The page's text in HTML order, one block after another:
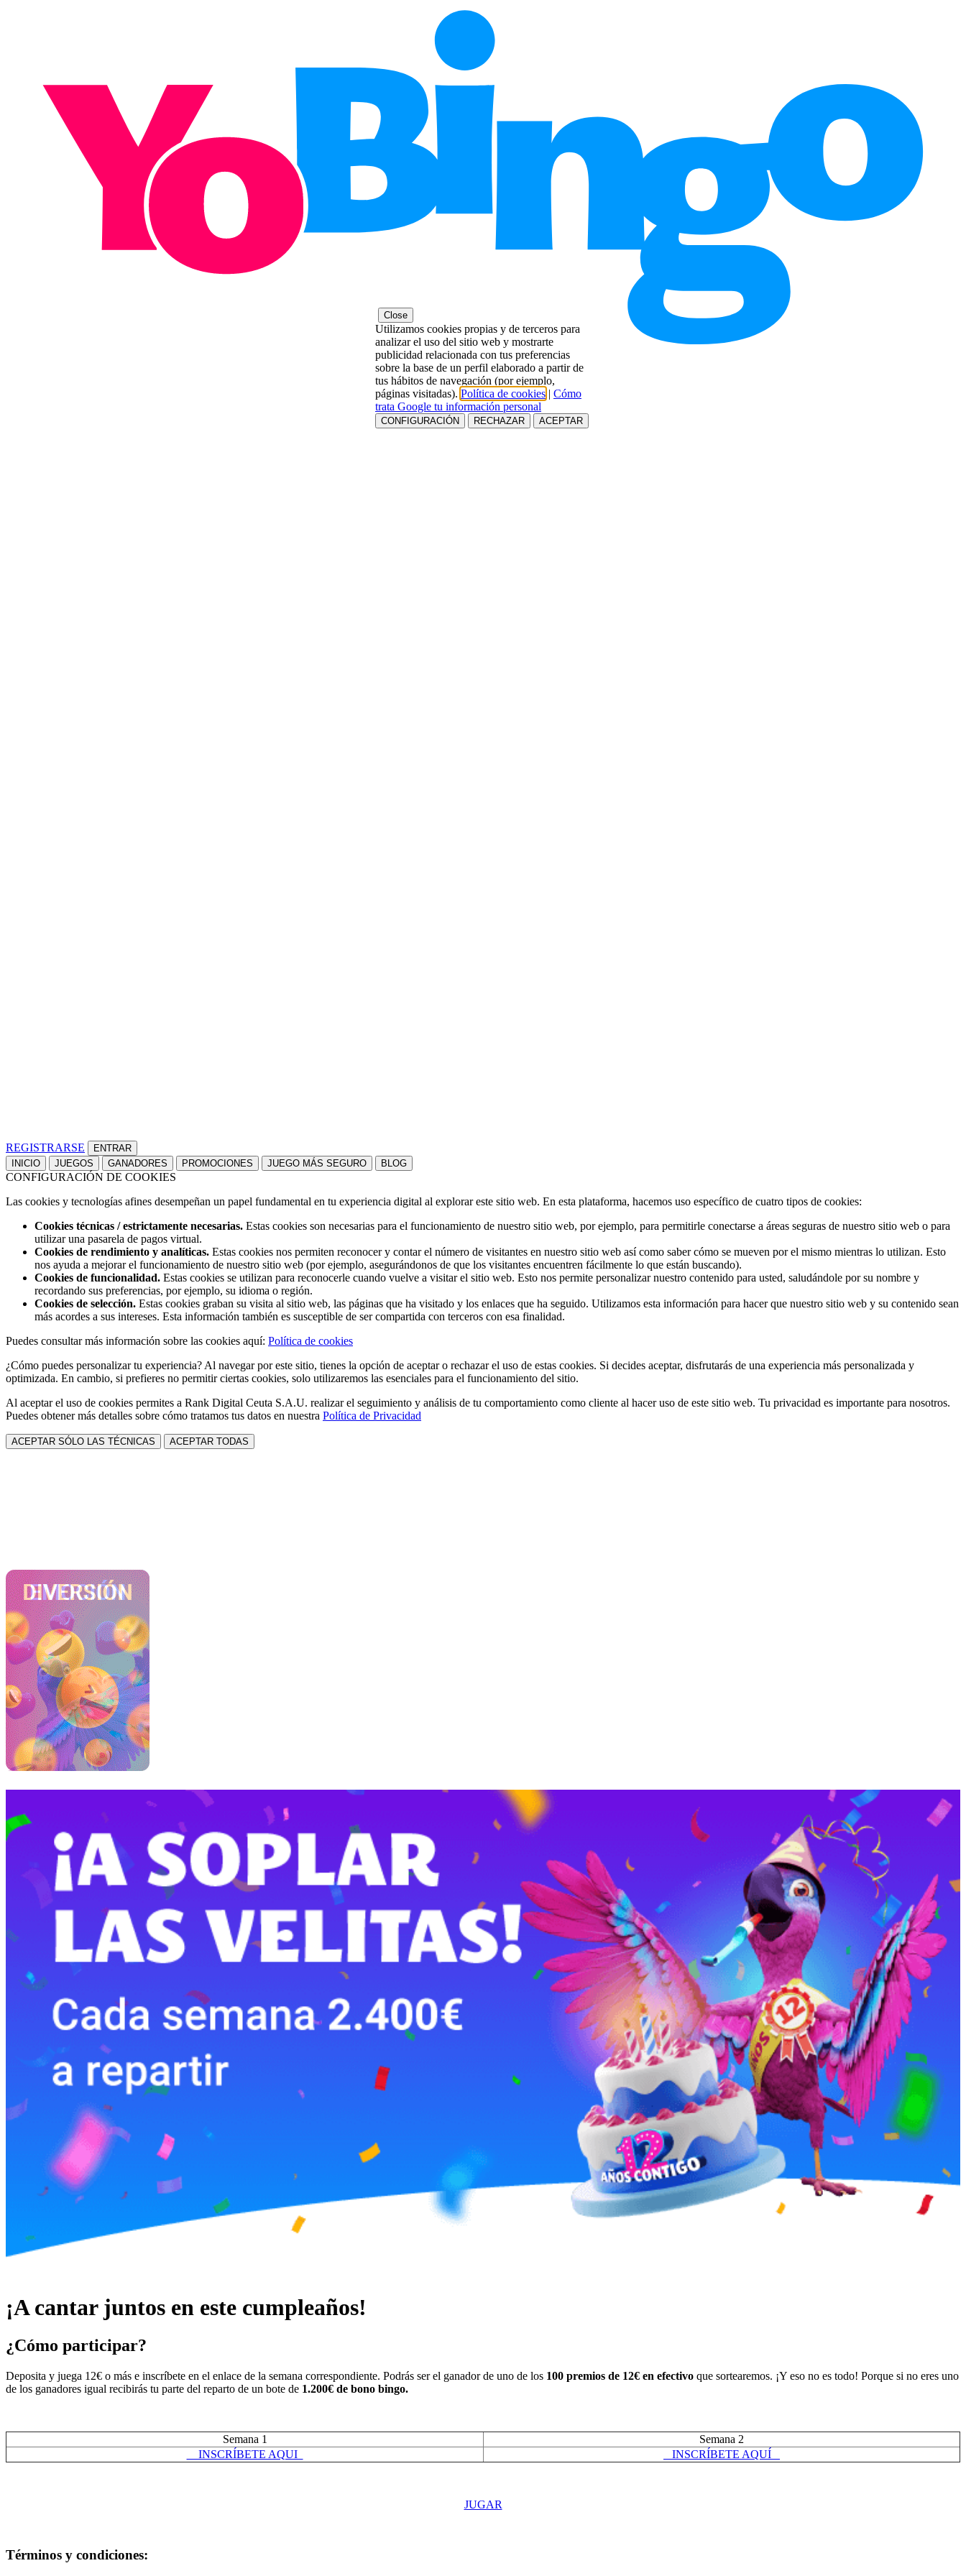
REGISTRARSE
INICIO JUEGOS GANADORES PROMOCIONES JUEGO MÁS SEGURO BLOG
CONFIGURACIÓN DE COOKIES
Las cookies y tecnologías afines desempeñan un papel fundamental en tu experiencia digital al explorar este sitio web. En esta plataforma, hacemos uso específico de cuatro tipos de cookies:
Cookies técnicas / estrictamente necesarias. Estas cookies son necesarias para el funcionamiento de nuestro sitio web, por ejemplo, para permitirle conectarse a áreas seguras de nuestro sitio web o para
utilizar una pasarela de pagos virtual.
Cookies de rendimiento y analíticas. Estas cookies nos permiten reconocer y contar el número de visitantes en nuestro sitio web así como saber cómo se mueven por el mismo mientras lo utilizan. Esto
nos ayuda a mejorar el funcionamiento de nuestro sitio web (por ejemplo, asegurándonos de que los visitantes encuentren fácilmente lo que están buscando).
Cookies de funcionalidad. Estas cookies se utilizan para reconocerle cuando vuelve a visitar el sitio web. Esto nos permite personalizar nuestro contenido para usted, saludándole por su nombre y
recordando sus preferencias, por ejemplo, su idioma o región.
Cookies de selección. Estas cookies graban su visita al sitio web, las páginas que ha visitado y los enlaces que ha seguido. Utilizamos esta información para hacer que nuestro sitio web y su contenido sean
más acordes a sus intereses. Esta información también es susceptible de ser compartida con terceros con esa finalidad.
Puedes consultar más información sobre las cookies aquí: Política de cookies
¿Cómo puedes personalizar tu experiencia? Al navegar por este sitio, tienes la opción de aceptar o rechazar el uso de estas cookies. Si decides aceptar, disfrutarás de una experiencia más personalizada y
optimizada. En cambio, si prefieres no permitir ciertas cookies, solo utilizaremos las esenciales para el funcionamiento del sitio.
Al aceptar el uso de cookies permites a Rank Digital Ceuta S.A.U. realizar el seguimiento y análisis de tu comportamiento como cliente al hacer uso de este sitio web. Tu privacidad es importante para nosotros.
Puedes obtener más detalles sobre cómo tratamos tus datos en nuestra Política de Privacidad
ACEPTAR SÓLO LAS TÉCNICAS ACEPTAR TODAS
Close
Utilizamos cookies propias y de terceros para
analizar el uso del sitio web y mostrarte
publicidad relacionada con tus preferencias
sobre la base de un perfil elaborado a partir de
tus hábitos de navegación (por ejemplo,
páginas visitadas). Política de cookies | Cómo
trata Google tu información personal
CONFIGURACIÓN RECHAZAR ACEPTAR
¡A cantar juntos en este cumpleaños!
¿Cómo participar?
Deposita y juega 12€ o más e inscríbete en el enlace de la semana correspondiente. Podrás ser el ganador de uno de los 100 premios de 12€ en efectivo que sortearemos. ¡Y eso no es todo! Porque si no eres uno
de los ganadores igual recibirás tu parte del reparto de un bote de 1.200€ de bono bingo.
Semana 1
Semana 2
INSCRÍBETE AQUI
INSCRÍBETE AQUÍ
JUGAR
Términos y condiciones: